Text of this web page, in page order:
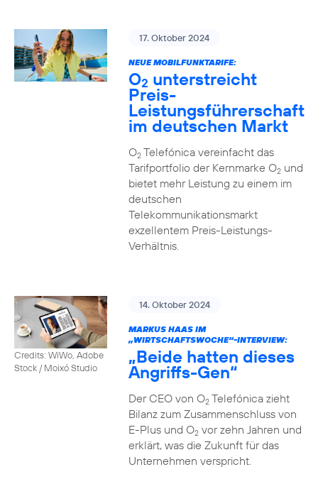
17. Oktober 2024
NEUE MOBILFUNKTARIFE:
O2 unterstreicht
Preis-
Leistungsführerschaft
im deutschen Markt
O2Telefónica vereinfacht das
Tarifportfolio der Kernmarke O2und
bietet mehr Leistung zu einem im
deutschen
Telekommunikationsmarkt
exzellentem Preis-Leistungs-
Verhältnis.
Credits: WiWo, Adobe
Stock / Moixó Studio
14. Oktober 2024
MARKUS HAAS IM
„WIRTSCHAFTSWOCHE“-INTERVIEW:
„Beide hatten dieses
Angriffs-Gen“
Der CEO von O2Telefónica zieht
Bilanz zum Zusammenschluss von
E-Plus und O2vor zehn Jahren und
erklärt, was die Zukunft für das
Unternehmen verspricht.